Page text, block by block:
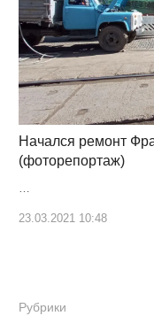
Начался ремонт
(фоторепортаж)
23.03.2021 10:48
Рубрики